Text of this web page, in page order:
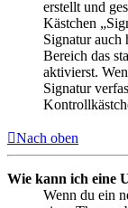
erstellt und
Kästchen
Signatur auch
Bereich das
aktivierst.
Signatur
Nach oben
Wie kann ich eine
Wenn du ein